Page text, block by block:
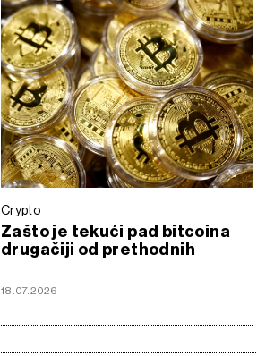
Crypto
Zašto je tekući pad bitcoina
drugačiji od prethodnih
18.07.2026